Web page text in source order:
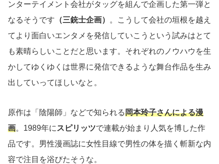
ンターテイメント会社がタッグを組んで企画した第一弾と
なるそうです （三銃士企画）
。こうして会社の垣根を越え
てより面白いエンタメを発信していこうという試みはとて
も素晴らしいことだと思います。それぞれのノウハウを生
かしてゆくゆくは世界に発信できるような舞台作品を生み
出していってほしいなと。
原作は「陰陽師」などで知られる岡本玲子さんによる漫
画。1989年に スピリッツで連載が始まり人気を博した作
品です。男性漫画誌に女性目線で男性の体を描く斬新な内
容で注目を浴びたそうな。